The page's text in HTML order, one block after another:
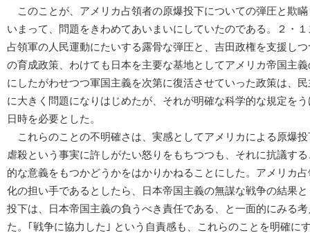
このことが、アメリカ占領者の原爆投下についての弾圧と欺
いまって、問題をきわめてあいまいにしていたのである。２・
占領軍の人民運動にたいする露骨な弾圧と、吉田政権を支援し
の育成政策、わけても日本を主要な基地としてアメリカ帝国主
にしたがわせつつ軍国主義を次第に復活させていった政策は、
に大きく問題になりはじめたが、それが明確な科学的な規定を
日時を必要とした。
これらのことの不明確さは、実感としてアメリカによる原爆
虐殺という事実に許しがたい怒りをもちつつも、それに抗議す
的な意義をもつかどうかをはかりかねることにした。アメリカ
化の担い手であるとしたら、日本帝国主義の無謀な戦争の結果
投下は、日本帝国主義の負うべき責任である、と一面的にみる
た。｢戦争に協力した｣ という自責感も、これらのことを明確に